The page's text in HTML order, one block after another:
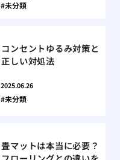
未分類
コンセントゆるみ対策と
正しい対処法
2025.06.26
未分類
畳マットは本当に必要？